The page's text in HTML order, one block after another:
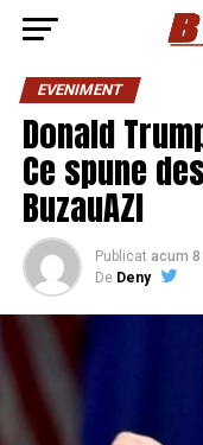
EVENIMENT
Donald
Ce spune
BuzauAZI
Publicat acum 8
De Deny